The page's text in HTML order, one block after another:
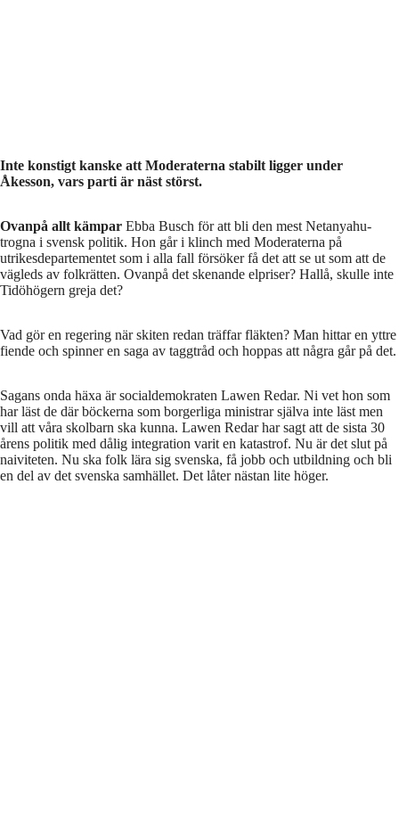
Inte konstigt kanske att Moderaterna stabilt ligger under
Åkesson, vars parti är näst störst.
Ovanpå allt kämpar Ebba Busch för att bli den mest Netanyahu-
trogna i svensk politik. Hon går i klinch med Moderaterna på
utrikesdepartementet som i alla fall försöker få det att se ut som att de
vägleds av folkrätten. Ovanpå det skenande elpriser? Hallå, skulle inte
Tidöhögern greja det?
Vad gör en regering när skiten redan träffar fläkten? Man hittar en yttre
fiende och spinner en saga av taggtråd och hoppas att några går på det.
Sagans onda häxa är socialdemokraten Lawen Redar. Ni vet hon som
har läst de där böckerna som borgerliga ministrar själva inte läst men
vill att våra skolbarn ska kunna. Lawen Redar har sagt att de sista 30
årens politik med dålig integration varit en katastrof. Nu är det slut på
naiviteten. Nu ska folk lära sig svenska, få jobb och utbildning och bli
en del av det svenska samhället. Det låter nästan lite höger.